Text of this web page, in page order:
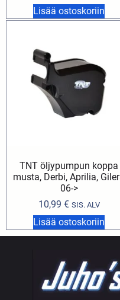
Lisää ostoskoriin
TNT öljypumpun koppa
musta, Derbi, Aprilia,
06->
10,99 € SIS. ALV
Lisää ostoskoriin